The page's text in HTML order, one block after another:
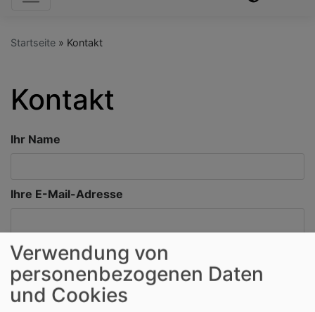
Startseite Kontakt
Kontakt
Ihr Name
Ihre E-Mail-Adresse
Betreff
Nachricht
Verwendung von
personenbezogenen Daten
und Cookies